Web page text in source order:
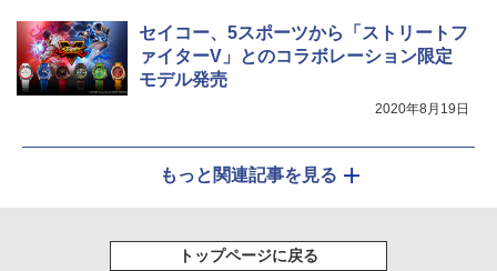
セイコー、5スポーツから「ストリートフ
ァイターV」とのコラボレーション限定
モデル発売
2020年8月19日
もっと関連記事を見る
トップページに戻る